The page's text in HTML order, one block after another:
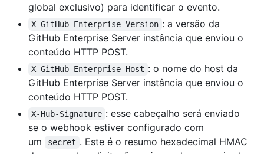
global exclusivo) para identificar o evento.
X-GitHub-Enterprise-Version : a versão da
GitHub Enterprise Server instância que enviou o
conteúdo HTTP POST.
X-GitHub-Enterprise-Host : o nome do host da
GitHub Enterprise Server instância que enviou o
conteúdo HTTP POST.
X-Hub-Signature : esse cabeçalho será enviado
se o webhook estiver configurado com
um
secret . Este é o resumo hexadecimal HMAC